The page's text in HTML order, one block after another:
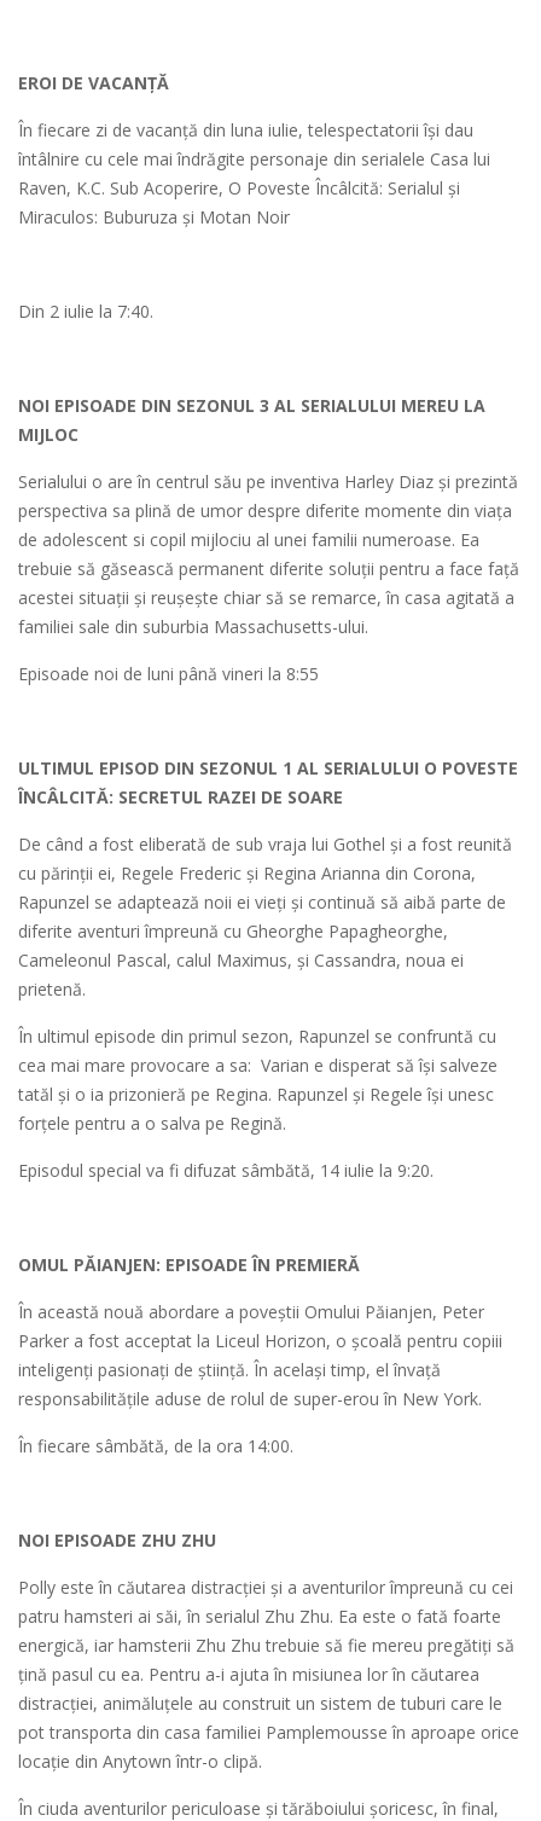
EROI DE VACANȚĂ
În fiecare zi de vacanță din luna iulie, telespectatorii își dau
întâlnire cu cele mai îndrăgite personaje din serialele Casa lui
Raven, K.C. Sub Acoperire, O Poveste Încâlcită: Serialul și
Miraculos: Buburuza și Motan Noir
Din 2 iulie la 7:40.
NOI EPISOADE DIN SEZONUL 3 AL SERIALULUI MEREU LA
MIJLOC
Serialului o are în centrul său pe inventiva Harley Diaz și prezintă
perspectiva sa plină de umor despre diferite momente din viaţa
de adolescent si copil mijlociu al unei familii numeroase. Ea
trebuie să găsească permanent diferite soluţii pentru a face faţă
acestei situaţii și reuşeşte chiar să se remarce, în casa agitată a
familiei sale din suburbia Massachusetts-ului.
Episoade noi de luni până vineri la 8:55
ULTIMUL EPISOD DIN SEZONUL 1 AL SERIALULUI O POVESTE
ÎNCÂLCITĂ: SECRETUL RAZEI DE SOARE
De când a fost eliberată de sub vraja lui Gothel și a fost reunită
cu părinții ei, Regele Frederic și Regina Arianna din Corona,
Rapunzel se adaptează noii ei vieți și continuă să aibă parte de
diferite aventuri împreună cu Gheorghe Papagheorghe,
Cameleonul Pascal, calul Maximus, și Cassandra, noua ei
prietenă.
În ultimul episode din primul sezon, Rapunzel se confruntă cu
cea mai mare provocare a sa: Varian e disperat să își salveze
tatăl și o ia prizonieră pe Regina. Rapunzel și Regele își unesc
forțele pentru a o salva pe Regină.
Episodul special va fi difuzat sâmbătă, 14 iulie la 9:20.
OMUL PĂIANJEN: EPISOADE ÎN PREMIERĂ
În această nouă abordare a poveștii Omului Păianjen, Peter
Parker a fost acceptat la Liceul Horizon, o școală pentru copiii
inteligenți pasionați de știință. În același timp, el învață
responsabilitățile aduse de rolul de super-erou în New York.
În fiecare sâmbătă, de la ora 14:00.
NOI EPISOADE ZHU ZHU
Polly este în căutarea distracţiei şi a aventurilor împreună cu cei
patru hamsteri ai săi, în serialul Zhu Zhu. Ea este o fată foarte
energică, iar hamsterii Zhu Zhu trebuie să fie mereu pregătiți să
țină pasul cu ea. Pentru a-i ajuta în misiunea lor în căutarea
distracției, animăluțele au construit un sistem de tuburi care le
pot transporta din casa familiei Pamplemousse în aproape orice
locație din Anytown într-o clipă.
În ciuda aventurilor periculoase și tărăboiului șoricesc, în final,